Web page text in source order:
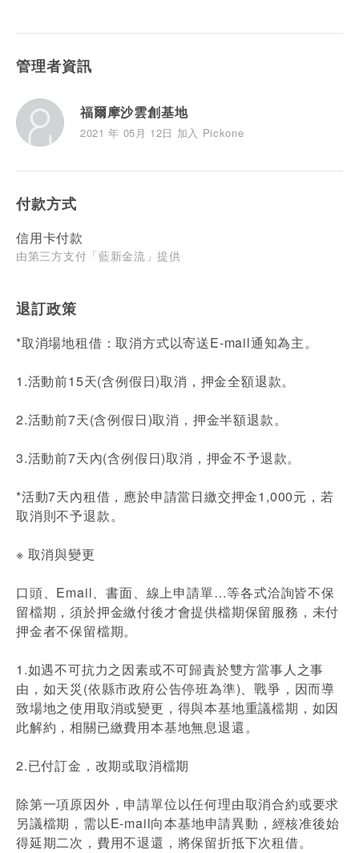
管理者資訊
福爾摩沙雲創基地
2021 年 05月 12日 加入 Pickone
付款方式
信用卡付款
由第三方支付「藍新金流」提供
退訂政策
*取消場地租借：取消方式以寄送E-mail通知為主。
1.活動前15天(含例假日)取消，押金全額退款。
2.活動前7天(含例假日)取消，押金半額退款。
3.活動前7天內(含例假日)取消，押金不予退款。
*活動7天內租借，應於申請當日繳交押金1,000元，若
取消則不予退款。
※ 取消與變更
口頭、Email、書面、線上申請單…等各式洽詢皆不保
留檔期，須於押金繳付後才會提供檔期保留服務，未付
押金者不保留檔期。
1.如遇不可抗力之因素或不可歸責於雙方當事人之事
由，如天災(依縣市政府公告停班為準)、戰爭，因而導
致場地之使用取消或變更，得與本基地重議檔期，如因
此解約，相關已繳費用本基地無息退還。
2.已付訂金，改期或取消檔期
除第一項原因外，申請單位以任何理由取消合約或要求
另議檔期，需以E-mail向本基地申請異動，經核准後始
得延期二次，費用不退還，將保留折抵下次租借。